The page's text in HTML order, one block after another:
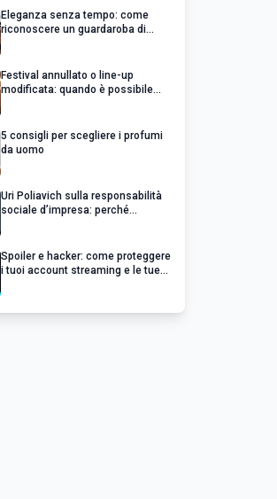
Eleganza senza tempo: come
riconoscere un guardaroba di
Festival annullato o line-up
modificata: quando è possibile
5 consigli per scegliere i profumi
da uomo
Uri Poliavich sulla responsabilità
sociale d’impresa: perché
Spoiler e hacker: come proteggere
i tuoi account streaming e le tue